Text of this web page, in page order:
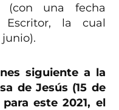
(con una fecha
la cual
siguiente a la
de Jesús (15 de
este 2021, el